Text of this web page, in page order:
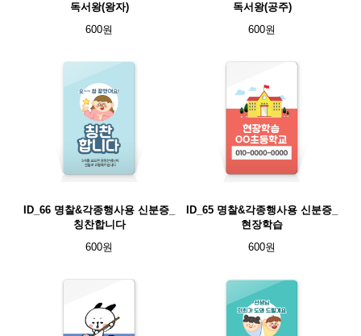
독서왕(왕자)
600원
독서왕(공주)
600원
ID_66 명찰&각종행사용 신분증_
칭찬합니다
600원
ID_65 명찰&각종행사용 신분증_
현장학습
600원